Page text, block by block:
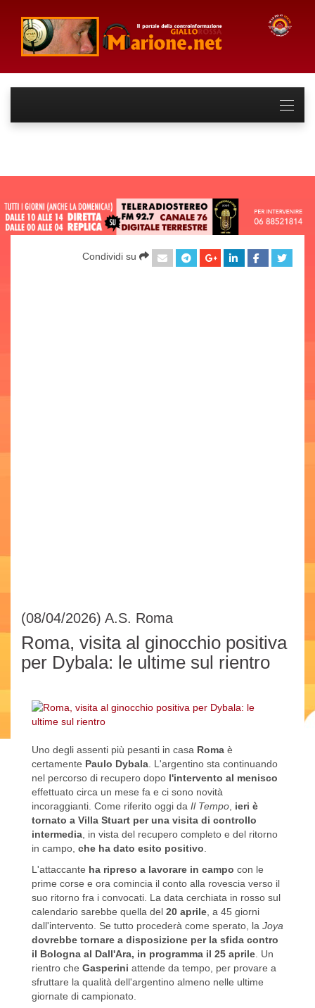
Condividi su
(08/04/2026) A.S. Roma
Roma, visita al ginocchio positiva
per Dybala: le ultime sul rientro
Uno degli assenti più pesanti in casa Roma è
certamente Paulo Dybala. L'argentino sta continuando
nel percorso di recupero dopo l'intervento al menisco
effettuato circa un mese fa e ci sono novità
incoraggianti. Come riferito oggi da Il Tempo, ieri è
tornato a Villa Stuart per una visita di controllo
intermedia, in vista del recupero completo e del ritorno
in campo, che ha dato esito positivo.
L'attaccante ha ripreso a lavorare in campo con le
prime corse e ora comincia il conto alla rovescia verso il
suo ritorno fra i convocati. La data cerchiata in rosso sul
calendario sarebbe quella del 20 aprile, a 45 giorni
dall'intervento. Se tutto procederà come sperato, la Joya
dovrebbe tornare a disposizione per la sfida contro
il Bologna al Dall'Ara, in programma il 25 aprile. Un
rientro che Gasperini attende da tempo, per provare a
sfruttare la qualità dell'argentino almeno nelle ultime
giornate di campionato.